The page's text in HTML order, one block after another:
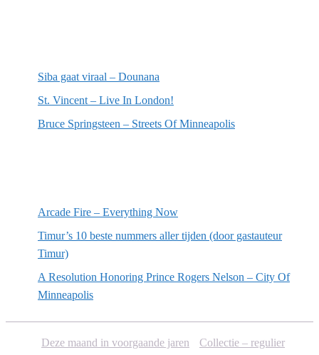
Siba gaat viraal – Dounana
St. Vincent – Live In London!
Bruce Springsteen – Streets Of Minneapolis
Arcade Fire – Everything Now
Timur’s 10 beste nummers aller tijden (door gastauteur
Timur)
A Resolution Honoring Prince Rogers Nelson – City Of
Minneapolis
Deze maand in voorgaande jaren
Collectie – regulier